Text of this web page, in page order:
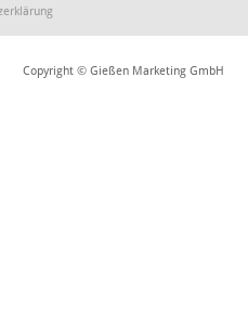
Copyright © Gießen Marketing GmbH